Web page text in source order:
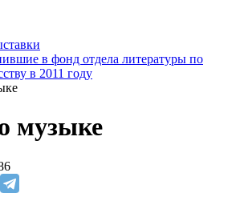
в фонд отдела литературы по
в 2011 году
музыке